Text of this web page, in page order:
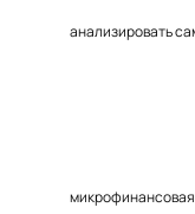
анализировать